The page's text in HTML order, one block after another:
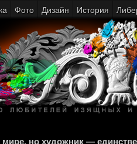
мире, но художник —
Фото Дизайн История